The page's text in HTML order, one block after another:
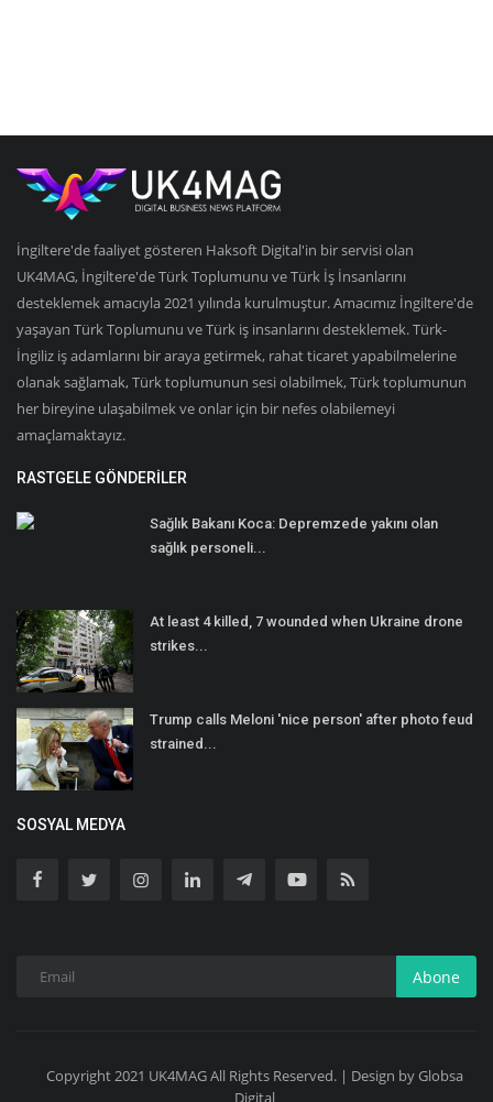
İngiltere'de faaliyet gösteren Haksoft Digital'in bir servisi olan
UK4MAG, İngiltere'de Türk Toplumunu ve Türk İş İnsanlarını
desteklemek amacıyla 2021 yılında kurulmuştur. Amacımız İngiltere'de
yaşayan Türk Toplumunu ve Türk iş insanlarını desteklemek. Türk-
İngiliz iş adamlarını bir araya getirmek, rahat ticaret yapabilmelerine
olanak sağlamak, Türk toplumunun sesi olabilmek, Türk toplumunun
her bireyine ulaşabilmek ve onlar için bir nefes olabilemeyi
amaçlamaktayız.
RASTGELE GÖNDERILER
Sağlık Bakanı Koca: Depremzede yakını olan
sağlık personeli...
At least 4 killed, 7 wounded when Ukraine drone
strikes...
Trump calls Meloni 'nice person' after photo feud
strained...
SOSYAL MEDYA
Abone
Copyright 2021 UK4MAG All Rights Reserved. | Design by Globsa